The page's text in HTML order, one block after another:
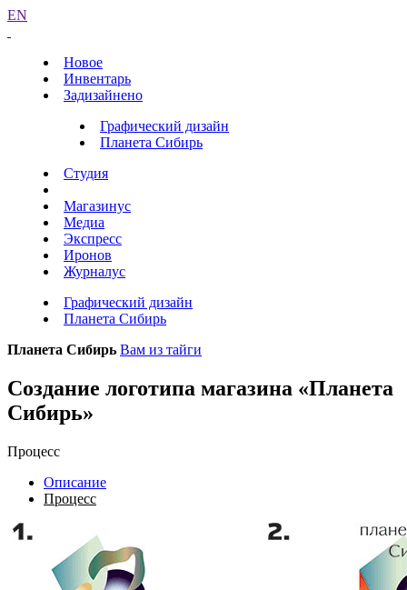
EN
Новое
Инвентарь
Задизайнено
Графический дизайн
Планета Сибирь
Студия
Магазинус
Медиа
Экспресс
Иронов
Журналус
Графический дизайн
Планета Сибирь
Планета Сибирь Вам из тайги
Создание логотипа магазина «Планета
Сибирь»
Процесс
Описание
Процесс